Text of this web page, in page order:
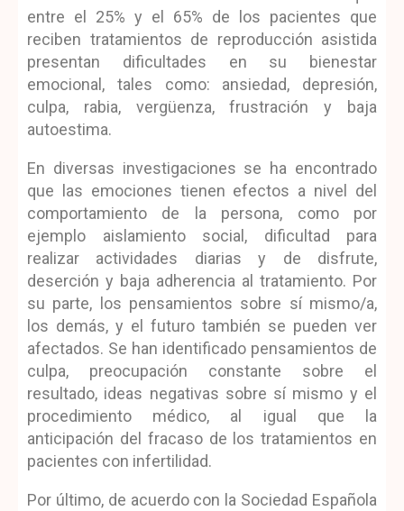
entre el 25% y el 65% de los pacientes que
reciben tratamientos de reproducción asistida
presentan dificultades en su bienestar
emocional, tales como: ansiedad, depresión,
culpa, rabia, vergüenza, frustración y baja
autoestima.
En diversas investigaciones se ha encontrado
que las emociones tienen efectos a nivel del
comportamiento de la persona, como por
ejemplo aislamiento social, dificultad para
realizar actividades diarias y de disfrute,
deserción y baja adherencia al tratamiento. Por
su parte, los pensamientos sobre sí mismo/a,
los demás, y el futuro también se pueden ver
afectados. Se han identificado pensamientos de
culpa, preocupación constante sobre el
resultado, ideas negativas sobre sí mismo y el
procedimiento médico, al igual que la
anticipación del fracaso de los tratamientos en
pacientes con infertilidad.
Por último, de acuerdo con la Sociedad Española